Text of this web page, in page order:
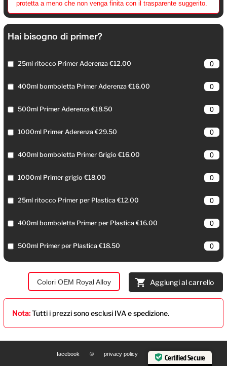
protetta a meno che non venga finita con il trasparente suggerito.
Hai bisogno di primer?
25ml ritocco Primer Aderenza €12.00
400ml bomboletta Primer Aderenza €16.00
500ml Primer Aderenza €18.50
1000ml Primer Aderenza €29.50
400ml bomboletta Primer Grigio €16.00
1000ml Primer grigio €18.00
25ml ritocco Primer per Plastica €12.00
400ml bomboletta Primer per Plastica €16.00
500ml Primer per Plastica €18.50
Aggiungi al carrello
Colori OEM Royal Alloy
Nota:Tutti i prezzi sono esclusi IVA e spedizione.
facebook © privacy policy Certified Secure